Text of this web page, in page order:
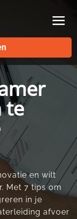
te
en wilt
Met 7 tips om
in je
afvoer